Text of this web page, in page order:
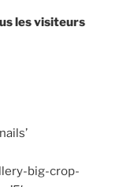
les visiteurs
big-crop-